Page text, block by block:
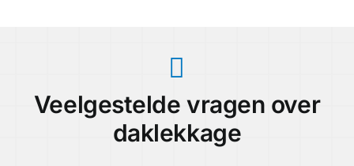
Veelgestelde vragen over
daklekkage